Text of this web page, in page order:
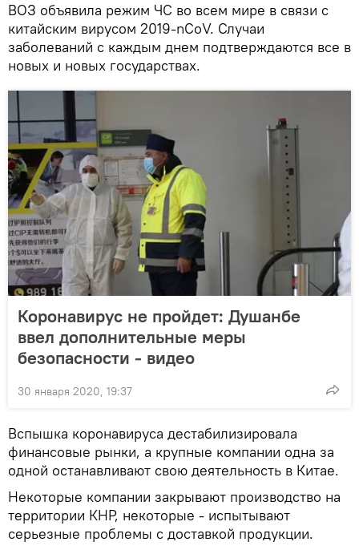
ВОЗ объявила режим ЧС во всем мире в связи с
китайским вирусом 2019-nCoV. Случаи
заболеваний с каждым днем подтверждаются все в
новых и новых государствах.
Коронавирус не пройдет: Душанбе
ввел дополнительные меры
безопасности - видео
30 января 2020, 19:37
Вспышка коронавируса дестабилизировала
финансовые рынки, а крупные компании одна за
одной останавливают свою деятельность в Китае.
Некоторые компании закрывают производство на
территории КНР, некоторые - испытывают
серьезные проблемы с доставкой продукции.